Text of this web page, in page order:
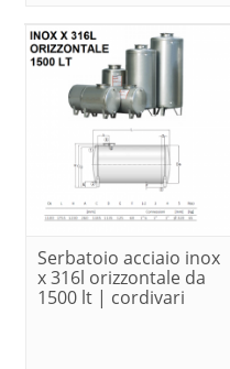
Serbatoio acciaio inox
x 316l orizzontale da
1500 lt | cordivari